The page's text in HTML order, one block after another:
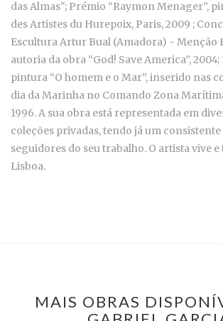
das Almas"; Prémio “Raymon Menager”,
des Artistes du Hurepoix, Paris, 2009 ;
Escultura Artur Bual (Amadora) - Menção
autoria da obra “God! Save America”, 2004;
pintura “O homem e o Mar”, inserido nas
dia da Marinha no Comando Zona
1996. A sua obra está representada em
coleções privadas, tendo já um
seguidores do seu trabalho. O artista vive
Lisboa.
MAIS OBRAS